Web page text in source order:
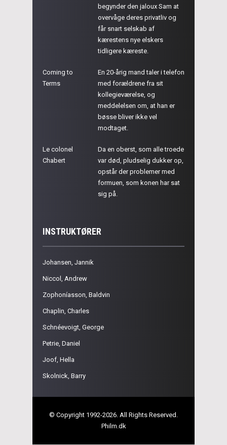
begynder den jaloux Sam at
overvåge deres privatliv og
får snart selskab af
kærestens nye elskers
tidligere kæreste.
Coming to
Terms
En 20-årig mand taler i telefon
med forældrene fra sit
kollegieværelse, og
meddelelsen om, at han er
bøsse bliver ikke vel
modtaget.
Le colonel
Chabert
Da en oberst, som alle troede
var død, pludselig dukker op,
opstår der problemer med
formuen, som konen har sat
sig på.
INSTRUKTØRER
Johansen, Jannik
Niccol, Andrew
Zophoníasson, Baldvin
Chaplin, Charles
Schnéevoigt, George
Petrie, Daniel
Joof, Hella
Skolnick, Barry
© Copyright 1992-2026. All Rights Reserved.
Philm.dk